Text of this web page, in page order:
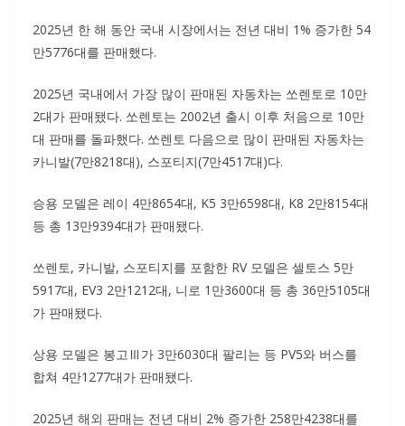
2025년 한 해 동안 국내 시장에서는 전년 대비 1% 증가한 54
만5776대를 판매했다.
2025년 국내에서 가장 많이 판매된 자동차는 쏘렌토로 10만
2대가 판매됐다. 쏘렌토는 2002년 출시 이후 처음으로 10만
대 판매를 돌파했다. 쏘렌토 다음으로 많이 판매된 자동차는
카니발(7만8218대), 스포티지(7만4517대)다.
승용 모델은 레이 4만8654대, K5 3만6598대, K8 2만8154대
등 총 13만9394대가 판매됐다.
쏘렌토, 카니발, 스포티지를 포함한 RV 모델은 셀토스 5만
5917대, EV3 2만1212대, 니로 1만3600대 등 총 36만5105대
가 판매됐다.
상용 모델은 봉고Ⅲ가 3만6030대 팔리는 등 PV5와 버스를
합쳐 4만1277대가 판매됐다.
2025년 해외 판매는 전년 대비 2% 증가한 258만4238대를